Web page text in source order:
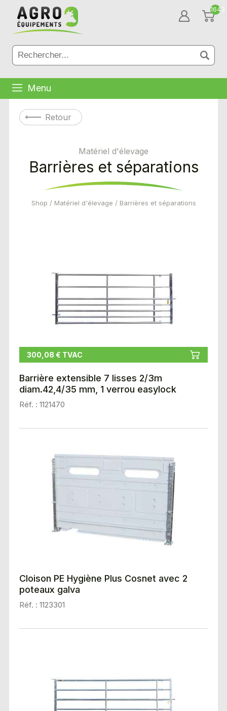
1643
Menu
Retour
Matériel d'élevage
Barrières et séparations
Shop / Matériel d'élevage / Barrières et séparations
300,08 € TVAC
Barrière extensible 7 lisses 2/3m
diam.42,4/35 mm, 1 verrou easylock
Réf. : 1121470
Cloison PE Hygiène Plus Cosnet avec 2
poteaux galva
Réf. : 1123301